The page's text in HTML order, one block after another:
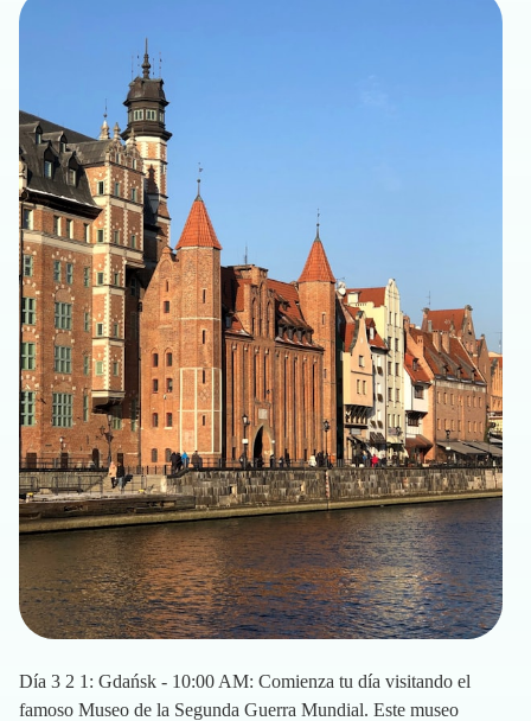
Día 3 2 1: Gdańsk - 10:00 AM: Comienza tu día visitando el
famoso Museo de la Segunda Guerra Mundial. Este museo